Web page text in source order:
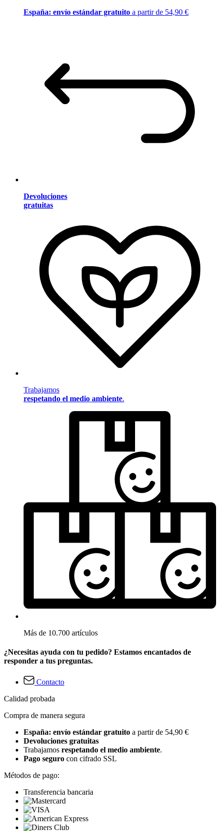
España: envío estándar gratuito a partir de 54,90 €
Devoluciones
gratuitas
Trabajamos
respetando el medio ambiente.
Más de 10.700 artículos
¿Necesitas ayuda con tu pedido? Estamos encantados de
responder a tus preguntas.
Contacto
Calidad probada
Compra de manera segura
España: envío estándar gratuito a partir de 54,90 €
Devoluciones gratuitas
Trabajamos respetando el medio ambiente.
Pago seguro con cifrado SSL
Métodos de pago:
Transferencia bancaria